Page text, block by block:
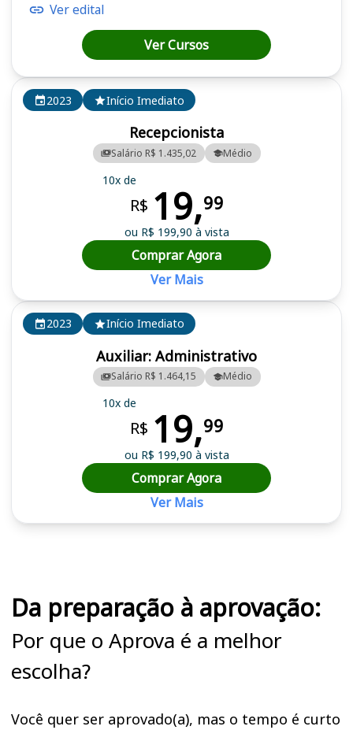
2023 Início Imediato
Auxiliar: Administrativo
Salário R$ 1.464,15 Médio
10x de
R$ 19,99
ou R$ 199,90 à vista
Comprar Agora
Ver Mais
2023 Início Imediato
Recepcionista
Salário R$ 1.435,02 Médio
10x de
R$ 19,99
ou R$ 199,90 à vista
Comprar Agora
Ver Mais
Ver edital
Ver Cursos
Da preparação à aprovação:
Por que o Aprova é a melhor
escolha?
Você quer ser aprovado(a), mas o tempo é curto